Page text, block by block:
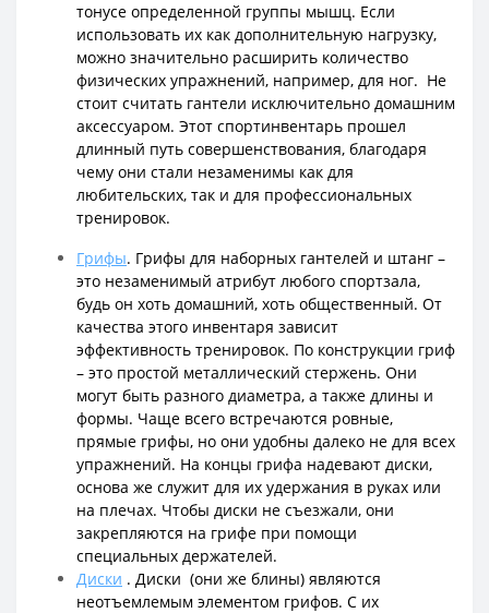
тонусе определенной группы мышц. Если
использовать их как дополнительную нагрузку,
можно значительно расширить количество
физических упражнений, например, для ног. Не
стоит считать гантели исключительно домашним
аксессуаром. Этот спортинвентарь прошел
длинный путь совершенствования, благодаря
чему они стали незаменимы как для
любительских, так и для профессиональных
тренировок.
Грифы. Грифы для наборных гантелей и штанг –
это незаменимый атрибут любого спортзала,
будь он хоть домашний, хоть общественный. От
качества этого инвентаря зависит
эффективность тренировок. По конструкции гриф
– это простой металлический стержень. Они
могут быть разного диаметра, а также длины и
формы. Чаще всего встречаются ровные,
прямые грифы, но они удобны далеко не для всех
упражнений. На концы грифа надевают диски,
основа же служит для их удержания в руках или
на плечах. Чтобы диски не съезжали, они
закрепляются на грифе при помощи
специальных держателей.
Диски . Диски (они же блины) являются
неотъемлемым элементом грифов. С их